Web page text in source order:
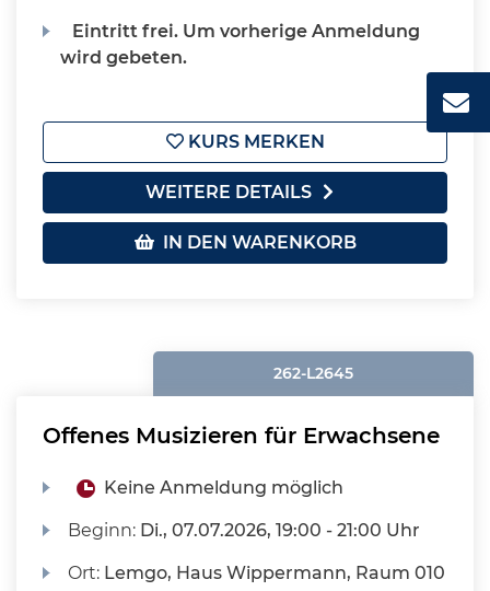
Eintritt frei. Um vorherige Anmeldung
wird gebeten.
KURS MERKEN
WEITERE DETAILS
IN DEN WARENKORB
262-L2645
Offenes Musizieren für Erwachsene
Keine Anmeldung möglich
Beginn: Di., 07.07.2026, 19:00 - 21:00 Uhr
Ort: Lemgo, Haus Wippermann, Raum 010